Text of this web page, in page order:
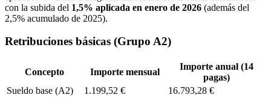
con la subida del 1,5% aplicada en enero de 2026 (además del
2,5% acumulado de 2025).
Retribuciones básicas (Grupo A2)
Concepto Importe mensual
Importe anual (14
pagas)
Sueldo base (A2)
1.199,52 €
16.793,28 €